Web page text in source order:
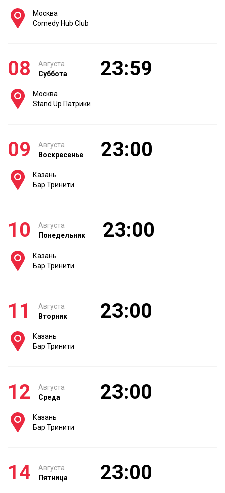
Москва
Comedy Hub Club
08
Августа
Суббота
23:59
Москва
Stand Up Патрики
09
Августа
Воскресенье
23:00
Казань
Бар Тринити
10
Августа
Понедельник
23:00
Казань
Бар Тринити
11
Августа
Вторник
23:00
Казань
Бар Тринити
12
Августа
Среда
23:00
Казань
Бар Тринити
14
Августа
Пятница
23:00